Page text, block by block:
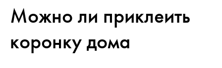
Можно ли приклеить
коронку дома